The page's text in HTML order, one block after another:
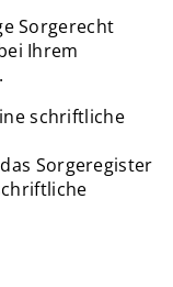
Sorgerecht
Ihrem
schriftliche
Sorgeregister